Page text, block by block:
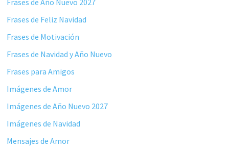
Frases de Feliz Navidad
Frases de Motivación
Frases de Navidad y Año Nuevo
Frases para Amigos
Imágenes de Amor
Imágenes de Año Nuevo 2027
Imágenes de Navidad
Mensajes de Amor